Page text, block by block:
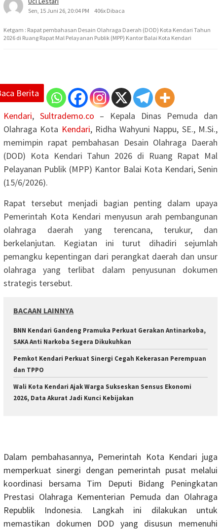
Sen, 15 Juni 26, 20:04 PM 406x Dibaca
Ketgam : Rapat pembahasan Desain Olahraga Daerah (DOD) Kota Kendari Tahun
2026 di Ruang Rapat Mal Pelayanan Publik (MPP) Kantor Balai Kota Kendari
Berita
Kendari, Sultrademo.co – Kepala Dinas Pemuda dan
Olahraga Kota Kendari, Ridha Wahyuni Nappu, SE., M.Si.,
memimpin rapat pembahasan Desain Olahraga Daerah
(DOD) Kota Kendari Tahun 2026 di Ruang Rapat Mal
Pelayanan Publik (MPP) Kantor Balai Kota Kendari, Senin
(15/6/2026).
Rapat tersebut menjadi bagian penting dalam upaya
Pemerintah Kota Kendari menyusun arah pembangunan
olahraga daerah yang terencana, terukur, dan
berkelanjutan. Kegiatan ini turut dihadiri sejumlah
pemangku kepentingan dari perangkat daerah dan unsur
olahraga yang terlibat dalam penyusunan dokumen
strategis tersebut.
BACAAN LAINNYA
BNN Kendari Gandeng Pramuka Perkuat Gerakan Antinarkoba,
SAKA Anti Narkoba Segera Dikukuhkan
Pemkot Kendari Perkuat Sinergi Cegah Kekerasan Perempuan
dan TPPO
Wali Kota Kendari Ajak Warga Sukseskan Sensus Ekonomi
2026, Data Akurat Jadi Kunci Kebijakan
Dalam pembahasannya, Pemerintah Kota Kendari juga
memperkuat sinergi dengan pemerintah pusat melalui
koordinasi bersama Tim Deputi Bidang Peningkatan
Prestasi Olahraga Kementerian Pemuda dan Olahraga
Republik Indonesia. Langkah ini dilakukan untuk
memastikan dokumen DOD yang disusun memenuhi